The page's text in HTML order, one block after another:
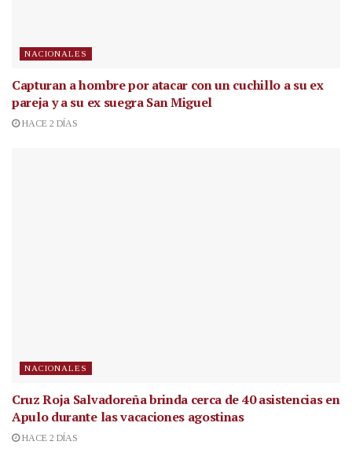
NACIONALES
Capturan a hombre por atacar con un cuchillo a su ex
pareja y a su ex suegra San Miguel
HACE 2 DÍAS
NACIONALES
Cruz Roja Salvadoreña brinda cerca de 40 asistencias en
Apulo durante las vacaciones agostinas
HACE 2 DÍAS